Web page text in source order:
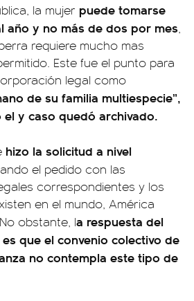
la mujer puede tomarse
año y no más de dos por mes,
requiere mucho mas
Este fue el punto para
legal como
de su familia multiespecie”,
y caso quedó archivado.
hizo la solicitud a nivel
el pedido con las
correspondientes y los
en el mundo, América
obstante, la respuesta del
que el convenio colectivo de
no contempla este tipo de